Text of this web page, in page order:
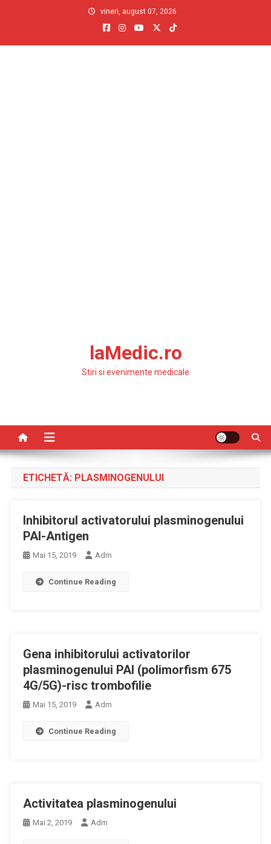
vineri, august 07, 2026
laMedic.ro
Stiri si evenimente medicale
ETICHETĂ: PLASMINOGENULUI
Inhibitorul activatorului plasminogenului
PAI-Antigen
Mai 15, 2019 Adm
Continue Reading
Gena inhibitorului activatorilor
plasminogenului PAI (polimorfism 675
4G/5G)-risc trombofilie
Mai 15, 2019 Adm
Continue Reading
Activitatea plasminogenului
Mai 2, 2019 Adm